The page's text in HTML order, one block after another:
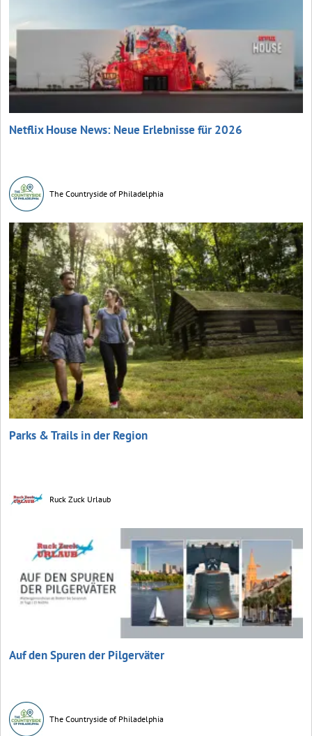
Netflix House News: Neue Erlebnisse für 2026
The Countryside of Philadelphia
Parks & Trails in der Region
Ruck Zuck Urlaub
Auf den Spuren der Pilgerväter
The Countryside of Philadelphia